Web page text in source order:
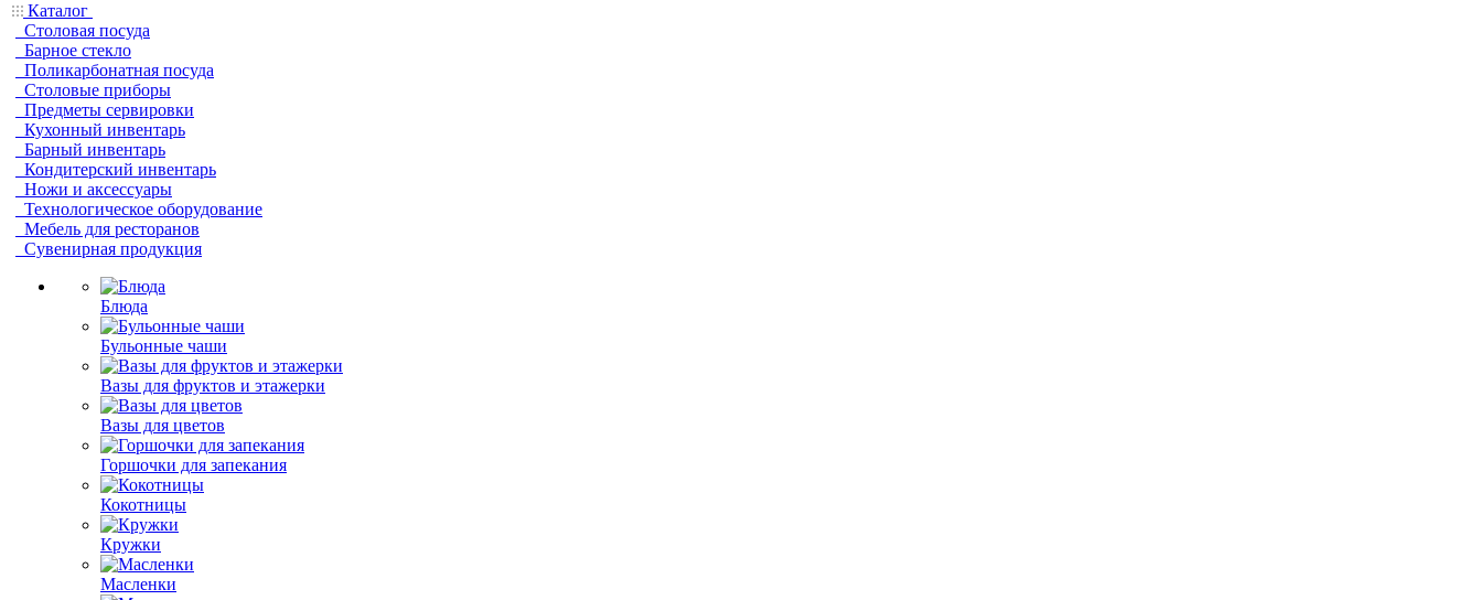
Каталог
Столовая посуда
Барное стекло
Поликарбонатная посуда
Столовые приборы
Предметы сервировки
Кухонный инвентарь
Барный инвентарь
Кондитерский инвентарь
Ножи и аксессуары
Технологическое оборудование
Мебель для ресторанов
Сувенирная продукция
Блюда
Бульонные чаши
Вазы для фруктов и этажерки
Вазы для цветов
Горшочки для запекания
Кокотницы
Кружки
Масленки